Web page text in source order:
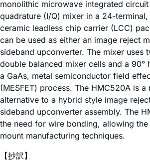
monolithic microwave integrated
quadrature (I/Q) mixer in a 24-terminal,
ceramic leadless chip carrier (LCC)
can be used as either an image reject
sideband upconverter. The mixer uses
double balanced mixer cells and a 90°
a GaAs, metal semiconductor field
(MESFET) process. The HMC520A is a
alternative to a hybrid style image
sideband upconverter assembly. The
the need for wire bonding, allowing
mount manufacturing techniques.
【抄訳】